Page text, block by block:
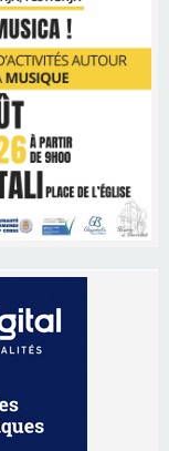
à Cruculi le